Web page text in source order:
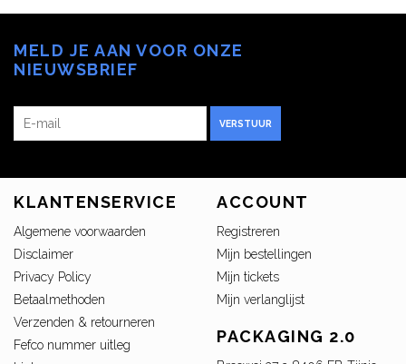
MELD JE AAN VOOR ONZE
NIEUWSBRIEF
VERSTUUR
KLANTENSERVICE
Algemene voorwaarden
Disclaimer
Privacy Policy
Betaalmethoden
Verzenden & retourneren
Fefco nummer uitleg
ACCOUNT
Registreren
Mijn bestellingen
Mijn tickets
Mijn verlanglijst
PACKAGING 2.0